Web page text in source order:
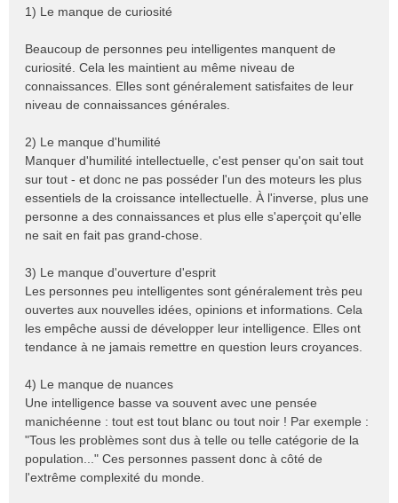
a
e
n
l
1) Le manque de curiosité
Beaucoup de personnes peu intelligentes manquent de
curiosité. Cela les maintient au même niveau de
connaissances. Elles sont généralement satisfaites de leur
niveau de connaissances générales.
2) Le manque d'humilité
Manquer d'humilité intellectuelle, c'est penser qu'on sait tout
sur tout - et donc ne pas posséder l'un des moteurs les plus
essentiels de la croissance intellectuelle. À l'inverse, plus une
personne a des connaissances et plus elle s'aperçoit qu'elle
ne sait en fait pas grand-chose.
3) Le manque d'ouverture d'esprit
Les personnes peu intelligentes sont généralement très peu
ouvertes aux nouvelles idées, opinions et informations. Cela
les empêche aussi de développer leur intelligence. Elles ont
tendance à ne jamais remettre en question leurs croyances.
4) Le manque de nuances
Une intelligence basse va souvent avec une pensée
manichéenne : tout est tout blanc ou tout noir ! Par exemple :
"Tous les problèmes sont dus à telle ou telle catégorie de la
population..." Ces personnes passent donc à côté de
l'extrême complexité du monde.